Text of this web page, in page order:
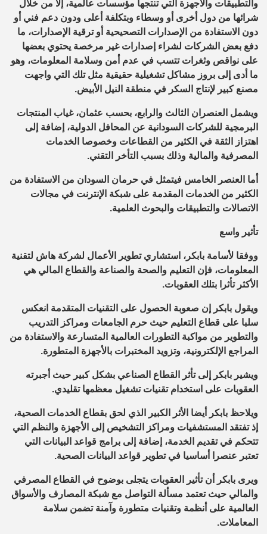
والتطبيقات والأجهزة التي تنتجها مؤسسات عالمية، إلا من خلال
شرائها من دول أخرى أو وسطاء وبتكلفة أعلى ودون دعم فني أو
دون الاستفادة من الإصدارات التصحيحية أو ترقية الإصدارات، ما
دفع بعض الشركات لشراء إصدارات غير مرخصة يحتوي بعضها
على نواقص وثغرات تتسب في عدم أمن وسلامة المعلومات، وهو
ما أدى إلى بروز مشاكل تشغيلية حقيقية مثل تلك التي واجهت
مصنع كبير لإنتاج السكر في منطقة النيل الأبيض.
ويشمل العنصران الثالث والرابع، بحسب عثمان، غياب المنتجات
البرمجية للشركات السودانية عن المحافل الدولية، إضافة إلى
اهتزاز الثقة في الكثير من القطاعات وخصوصا الخدمات
المصرفية والمالية وذلك بسبب التأخر التقني.
أما العنصر الخامس فيتمثل في حرمان السودان من الاستفادة من
الكثير من الخدمات المقدمة على شبكة الإنترنت في مجالات
الاتصالات والتطبيقات والبحوث العلمية.
تأثير واسع
ووفقا لأسامة بابكر، استشاري تطوير الأعمال لشركة هاش لتقنية
المعلومات، فإن التعليم والصحة والصناعة والقطاع المالي هي
الأكثر تأثرا بتلك العقوبات.
ويقول بابكر إن صعوبة الحصول على التقنيات المتقدمة انعكس
سلبا على قطاع التعليم حيث حرم الجامعات ومراكز التدريب
والتطوير من مواكبة التطورات العالمية المتسارعة والاستفادة من
المراجع الإلكترونية، وتزويد المختبرات بالأجهزة المتطورة.
ويشير بابكر إلى تأثر القطاع الصناعي بشكل كبير حيث أجبرته
العقوبات على استخدام تقنيات تشغيل معظمها تقليدي.
ويلاحظ بابكر أيضا الأثر الكبير الذي لحق بقطاع الخدمات الصحية،
إذ تفتقد المستشفيات ومراكز التشخيص إلى الأجهزة والنظم التي
تتحكم في تقديم الخدمة، إضافة إلى برامج قواعد البيانات التي
تعتبر عنصرا أساسيا في تطوير قواعد البيانات الصحية.
ويرى بابكر أن تأثير العقوبات يتجلى بوضوح في القطاع المصرفي
والمالي حيث تعتمد مسألة التواصل مع شبكة المصارف والأسواق
العالمية على أنظمة وتقنيات متطورة وآمنة تضمن سلامة
المعاملات.